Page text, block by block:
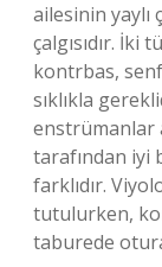
ailesinin yaylı
çalgısıdır. İki
kontrbas,
sıklıkla
enstrümanlar
tarafından iyi
farklıdır.
tutulurken,
taburede